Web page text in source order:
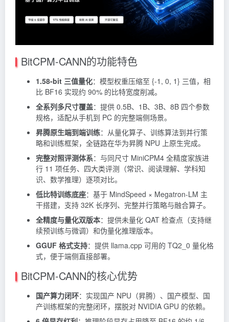
BitCPM-CANN的功能特色
1.58-bit 三值量化：模型权重压缩至 {-1, 0, 1} 三值，相
比 BF16 实现约 90% 的比特宽度削减。
全系列多尺寸覆盖：提供 0.5B、1B、3B、8B 四个参数
规格，适配从手机到 PC 的完整端侧场景。
昇腾原生端到端训练：从量化算子、训练算法到并行策
略和训练框架，全链路在华为昇腾 NPU 上原生完成。
完整对照评测体系：与同尺寸 MiniCPM4 全精度家族进
行 11 项任务、四大类评测（常识、阅读理解、学科知
识、数学推理）逐项对比。
低比特训练底座：基于 MindSpeed × Megatron-LM 主
干搭建，支持 32K 长序列、完整并行策略与融合算子。
全精度与量化双版本：提供未量化 QAT 检查点（支持继
续预训练与微调）和伪量化推理版本。
GGUF 格式支持：提供 llama.cpp 可用的 TQ2_0 量化格
式，便于端侧直接部署。
BitCPM-CANN的核心优势
国产算力闭环：实现国产 NPU（昇腾）、国产模型、国
产训练框架的完整闭环，摆脱对 NVIDIA GPU 的依赖。